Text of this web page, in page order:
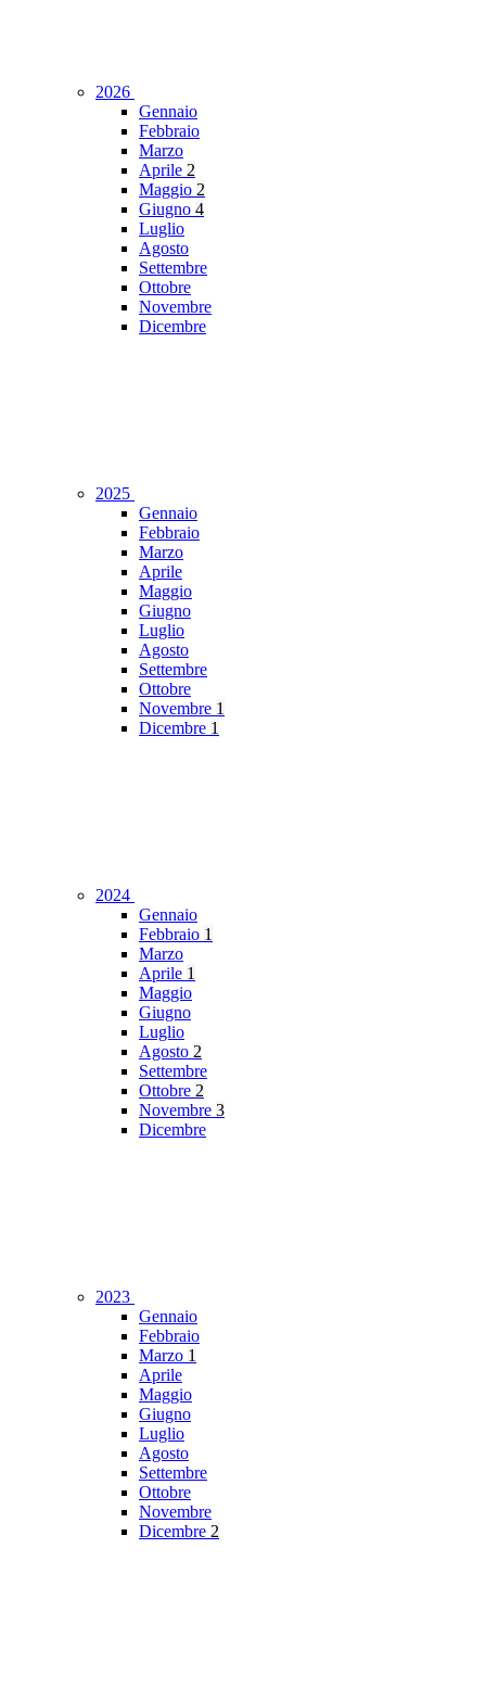
2026
Gennaio
Febbraio
Marzo
Aprile 2
Maggio 2
Giugno 4
Luglio
Agosto
Settembre
Ottobre
Novembre
Dicembre
2025
Gennaio
Febbraio
Marzo
Aprile
Maggio
Giugno
Luglio
Agosto
Settembre
Ottobre
Novembre 1
Dicembre 1
2024
Gennaio
Febbraio 1
Marzo
Aprile 1
Maggio
Giugno
Luglio
Agosto 2
Settembre
Ottobre 2
Novembre 3
Dicembre
2023
Gennaio
Febbraio
Marzo 1
Aprile
Maggio
Giugno
Luglio
Agosto
Settembre
Ottobre
Novembre
Dicembre 2